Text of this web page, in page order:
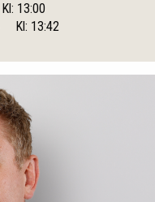
Kl: 13:00
Kl: 13:42